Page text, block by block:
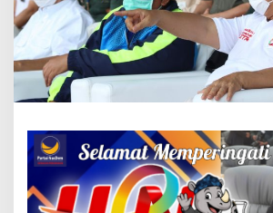
a
u
f
i
k
i
a
y
a
t
K